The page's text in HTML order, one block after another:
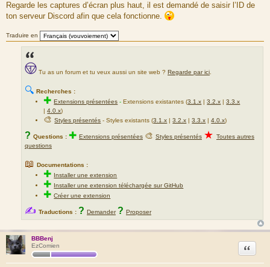
Regarde les captures d’écran plus haut, il est demandé de saisir l’ID de
ton serveur Discord afin que cela fonctionne.
Traduire en
Tu as un forum et tu veux aussi un site web ? Regarde par ici
🔍 Recherches :
✚Extensions présentées -Extensions existantes (3.1.x |3.2.x |3.3.x
|4.0.x)
🎨Styles présentés - Styles existants (3.1.x |3.2.x |3.3.x |4.0.x)
? Questions : ✚ Extensions présentées 🎨 Styles présentés ★ Toutes autres
questions
📖 Documentations :
✚ Installer une extension
✚ Installer une extension téléchargée sur GitHub
✚Créer une extension
✍ Traductions : ? Demander ? Proposer
BBBenj
EzComien
Citation